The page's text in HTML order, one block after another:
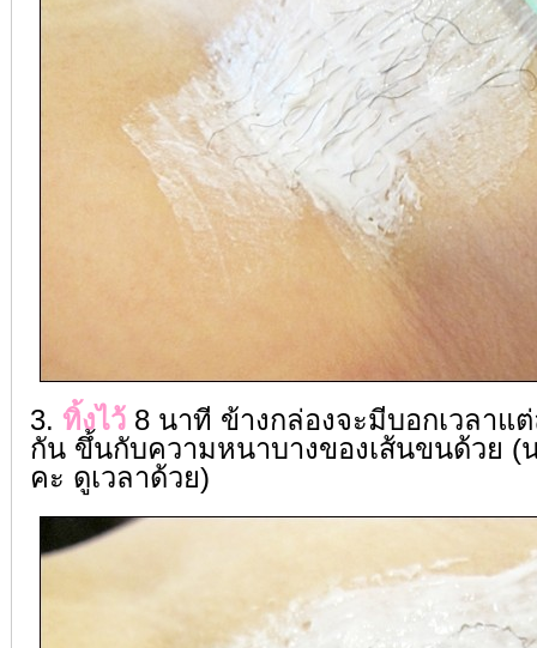
3. ทิ้งไว้ 8 นาที ข้างกล่องจะมีบอกเวลาแ
กัน ขึ้นกับความหนาบางของเส้นขนด้วย (
คะ ดูเวลาด้วย)